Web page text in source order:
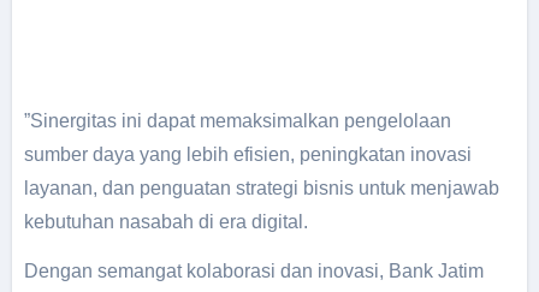
”Sinergitas ini dapat memaksimalkan pengelolaan
sumber daya yang lebih efisien, peningkatan inovasi
layanan, dan penguatan strategi bisnis untuk menjawab
kebutuhan nasabah di era digital.
Dengan semangat kolaborasi dan inovasi, Bank Jatim